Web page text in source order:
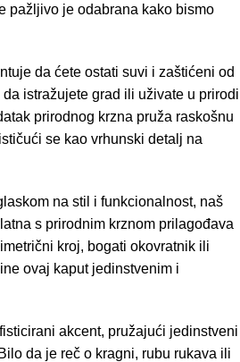
pažljivo je odabrana kako bismo
da ćete ostati suvi i zaštićeni od
istražujete grad ili uživate u prirodi
prirodnog krzna pruža raskošnu
se kao vrhunski detalj na
na stil i funkcionalnost, naš
s prirodnim krznom prilagođava
kroj, bogati okovratnik ili
ovaj kaput jedinstvenim i
akcent, pružajući jedinstveni
da je reč o kragni, rubu rukava ili